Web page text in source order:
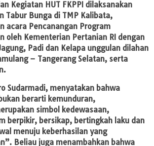
Kegiatan HUT FKPPI dilaksanakan
Tabur Bunga di TMP Kalibata,
acara Pencanangan Program
oleh Kementerian Pertanian RI dengan
Padi dan Kelapa unggulan dilahan
– Tangerang Selatan, serta
Sudarmadi, menyatakan bahwa
berarti kemunduran,
simbol kedewasaan,
berpikir, bersikap, bertingkah laku dan
menuju keberhasilan yang
Beliau juga menambahkan bahwa